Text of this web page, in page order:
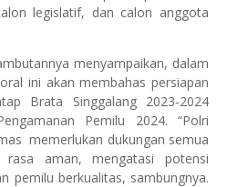
legislatif, dan calon anggota
menyampaikan, dalam
ini akan membahas persiapan
Brata Singgalang 2023-2024
Pemilu 2024. “Polri
memerlukan dukungan semua
rasa aman, mengatasi potensi
pemilu berkualitas, sambungnya.